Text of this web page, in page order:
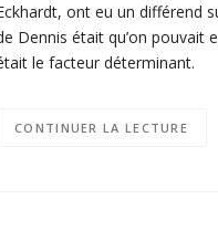
ont eu un différend
Dennis était qu’on pouvait
le facteur déterminant.
CONTINUER LA LECTURE